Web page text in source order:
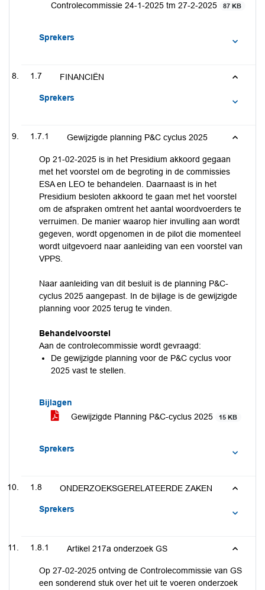
Controlecommissie 24-1-2025 tm 27-2-2025
87 KB
Sprekers
1.7 FINANCIËN
Sprekers
1.7.1 Gewijzigde planning P&C cyclus 2025
Op 21-02-2025 is in het Presidium akkoord gegaan
met het voorstel om de begroting in de commissies
ESA en LEO te behandelen. Daarnaast is in het
Presidium besloten akkoord te gaan met het voorstel
om de afspraken omtrent het aantal woordvoerders te
verruimen. De manier waarop hier invulling aan wordt
gegeven, wordt opgenomen in de pilot die momenteel
wordt uitgevoerd naar aanleiding van een voorstel van
VPPS.
Naar aanleiding van dit besluit is de planning P&C-
cyclus 2025 aangepast. In de bijlage is de gewijzigde
planning voor 2025 terug te vinden.
Behandelvoorstel
Aan de controlecommissie wordt gevraagd:
De gewijzigde planning voor de P&C cyclus voor
2025 vast te stellen.
Bijlagen
Gewijzigde Planning P&C-cyclus 2025
15 KB
Sprekers
1.8 ONDERZOEKSGERELATEERDE ZAKEN
Sprekers
1.8.1 Artikel 217a onderzoek GS
Op 27-02-2025 ontving de Controlecommissie van GS
een sonderend stuk over het uit te voeren onderzoek